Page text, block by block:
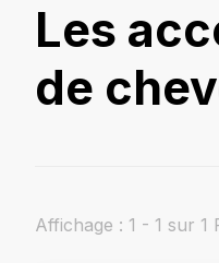
Les
de
Affichage : 1 - 1 sur 1